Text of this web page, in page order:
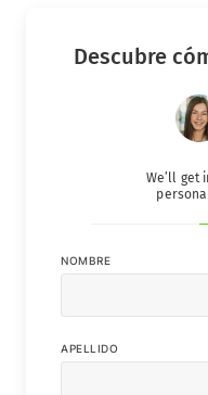
Descubre
NOMBRE
APELLIDO
We’ll get